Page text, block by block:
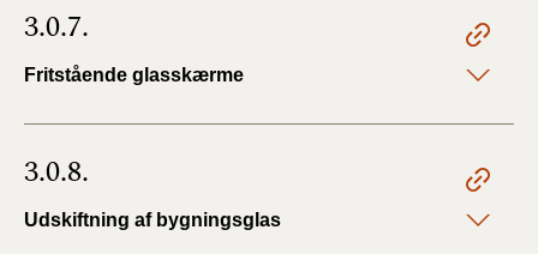
3.0.7.
Fritstående glasskærme
3.0.8.
Udskiftning af bygningsglas